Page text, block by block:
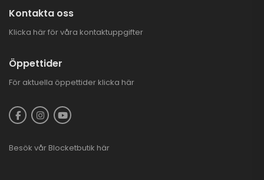
Kontakta oss
Klicka här för våra kontaktuppgifter
Öppettider
För aktuella öppettider klicka här
Besök vår Blocketbutik här